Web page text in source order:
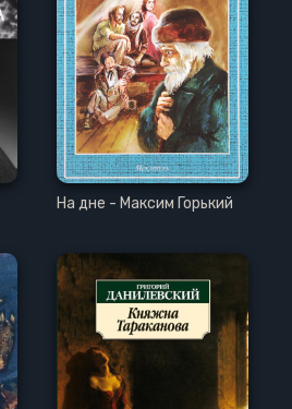
На дне - Максим Горький